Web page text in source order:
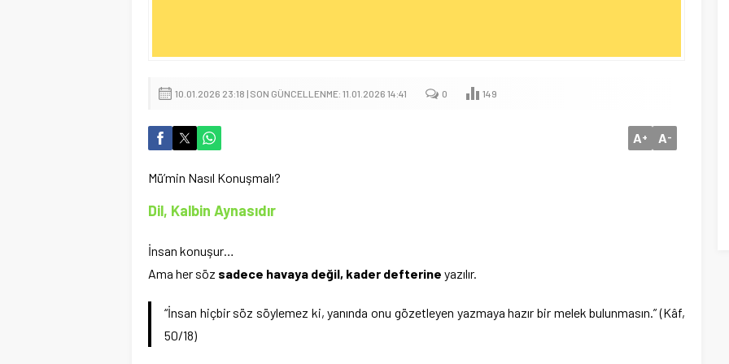
10.01.2026 23:18 | SON GÜNCELLENME: 11.01.2026 14:41 0 149
A+ A-
Mü’min Nasıl Konuşmalı?
Dil, Kalbin Aynasıdır
İnsan konuşur…
Ama her söz sadece havaya değil, kader defterine yazılır.
“İnsan hiçbir söz söylemez ki, yanında onu gözetleyen yazmaya hazır bir melek bulunmasın.” (Kâf,
50/18)